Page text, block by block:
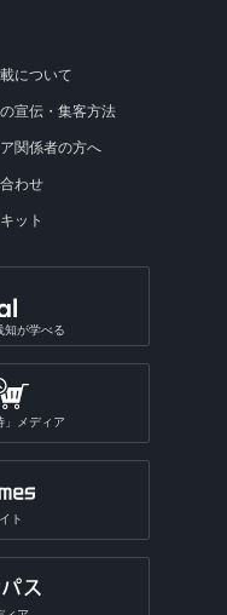
について
宣伝・集客方法
関係者の方へ
わせ
ット
知が学べる
」メディア
ト